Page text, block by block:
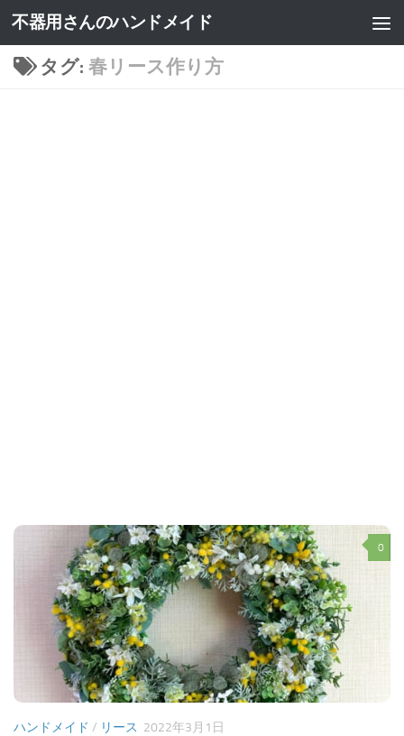
不器用さんのハンドメイド
タグ: 春リース作り方
0
ハンドメイド / リース 2022年3月1日